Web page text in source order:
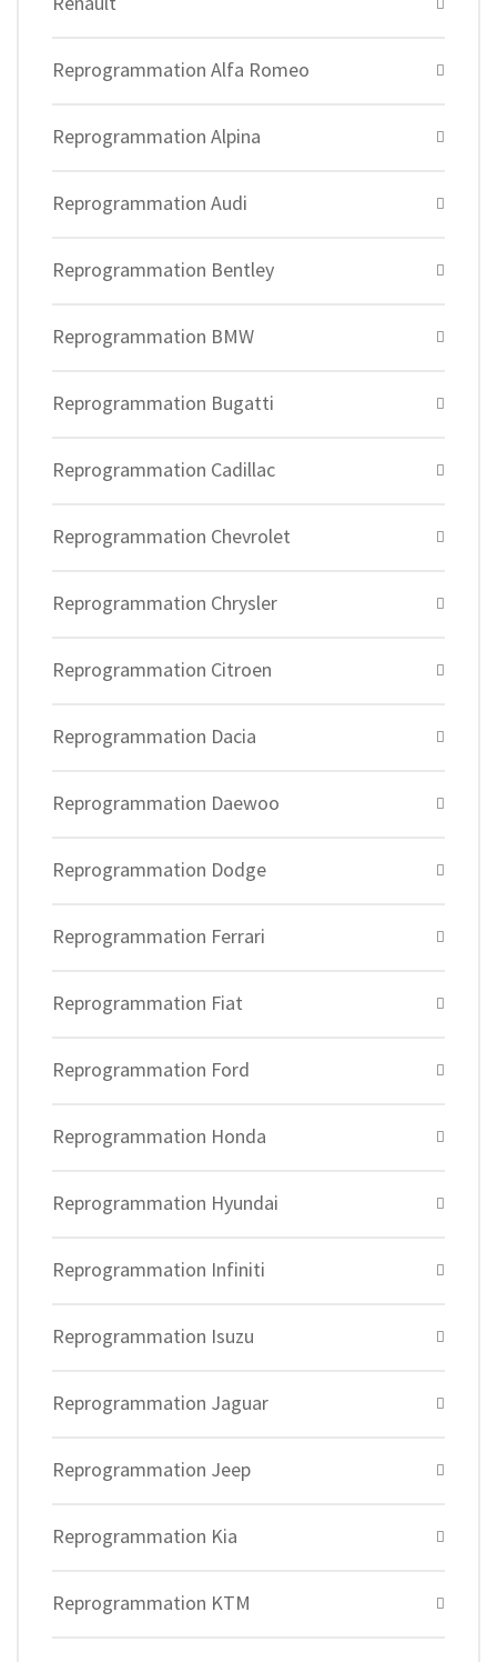
Reprogrammation Alfa Romeo
Reprogrammation Alpina
Reprogrammation Audi
Reprogrammation Bentley
Reprogrammation BMW
Reprogrammation Bugatti
Reprogrammation Cadillac
Reprogrammation Chevrolet
Reprogrammation Chrysler
Reprogrammation Citroen
Reprogrammation Dacia
Reprogrammation Daewoo
Reprogrammation Dodge
Reprogrammation Ferrari
Reprogrammation Fiat
Reprogrammation Ford
Reprogrammation Honda
Reprogrammation Hyundai
Reprogrammation Infiniti
Reprogrammation Isuzu
Reprogrammation Jaguar
Reprogrammation Jeep
Reprogrammation Kia
Reprogrammation KTM